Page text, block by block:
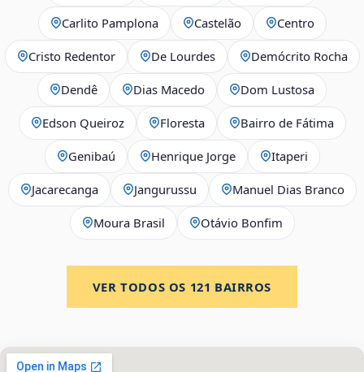
Carlito Pamplona Castelão Centro
Cristo Redentor De Lourdes Demócrito Rocha
Dendê Dias Macedo Dom Lustosa
Edson Queiroz Floresta Bairro de Fátima
Genibaú Henrique Jorge Itaperi
Jacarecanga Jangurussu Manuel Dias Branco
Moura Brasil Otávio Bonfim
VER TODOS OS 121 BAIRROS